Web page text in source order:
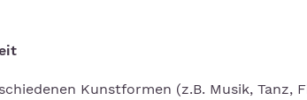
Kunstformen (z.B. Musik, Tanz,